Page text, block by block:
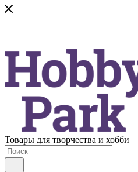
Товары для творчества и хобби